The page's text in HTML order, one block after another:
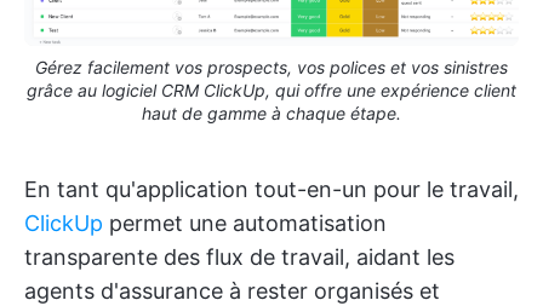
Gérez facilement vos prospects, vos polices et vos sinistres
grâce au logiciel CRM ClickUp, qui offre une expérience client
haut de gamme à chaque étape.
En tant qu'application tout-en-un pour le travail,
ClickUp permet une automatisation
transparente des flux de travail, aidant les
agents d'assurance à rester organisés et